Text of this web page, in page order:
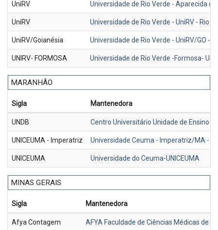
UniRV Universidade de Rio Verde - Aparecida de
UniRV Universidade de Rio Verde - UniRV - Rio
UniRV/Goianésia Universidade de Rio Verde - UniRV/GO -
UNIRV- FORMOSA Universidade de Rio Verde -Formosa-
MARANHÃO
Sigla Mantenedora
UNDB Centro Universitário Unidade de Ensino
UNICEUMA - Imperatriz Universidade Ceuma - Imperatriz/MA -
UNICEUMA Universidade do Ceuma-UNICEUMA
MINAS GERAIS
Sigla Mantenedora
Afya Contagem AFYA Faculdade de Ciências Médicas de